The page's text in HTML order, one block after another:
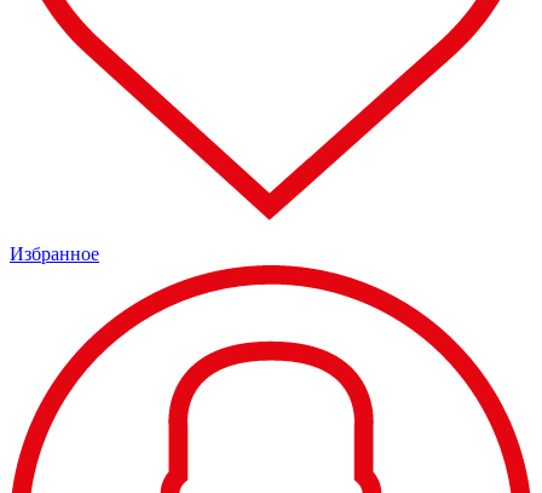
Избранное